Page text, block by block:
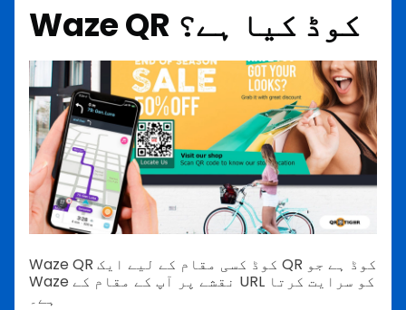
Waze QR کوڈ کیا ہے؟
Waze QR کوڈ کسی مقام کے لیے ایک QR کوڈ ہے جو
Waze نقشے پر آپ کے مقام کے URL کو سرایت کرتا
ہے۔